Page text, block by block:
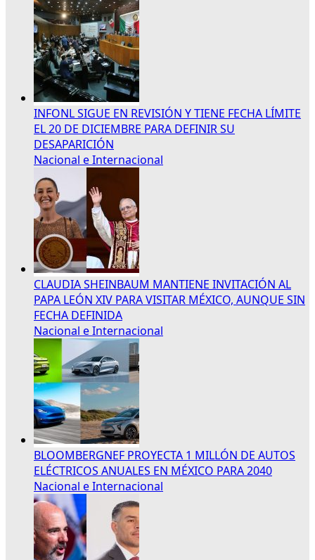
INFONL SIGUE EN REVISIÓN Y TIENE FECHA LÍMITE
EL 20 DE DICIEMBRE PARA DEFINIR SU
DESAPARICIÓN
Nacional e Internacional
CLAUDIA SHEINBAUM MANTIENE INVITACIÓN AL
PAPA LEÓN XIV PARA VISITAR MÉXICO, AUNQUE SIN
FECHA DEFINIDA
Nacional e Internacional
BLOOMBERGNEF PROYECTA 1 MILLÓN DE AUTOS
ELÉCTRICOS ANUALES EN MÉXICO PARA 2040
Nacional e Internacional